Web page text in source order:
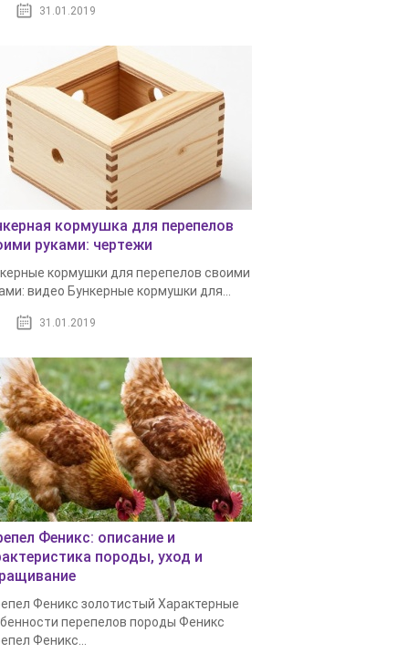
31.01.2019
кормушка для перепелов
руками: чертежи
кормушки для перепелов своими
видео Бункерные кормушки для...
31.01.2019
Феникс: описание и
породы, уход и
Феникс золотистый Характерные
перепелов породы Феникс
Феникс...